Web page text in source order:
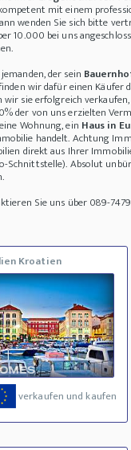
mit einem
wenden Sie sich bitte
10.000 bei uns
der sein
wir dafür einen Käufer
wir sie erfolgreich
der von uns erzielten
Wohnung, ein Haus in
handelt. Achtung
direkt aus Ihrer
Schnittstelle). Absolut
Sie uns über 089-
Kroatien
verkaufen und kaufen